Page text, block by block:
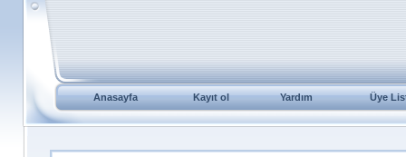
Anasayfa Kayıt ol Yardım Üye